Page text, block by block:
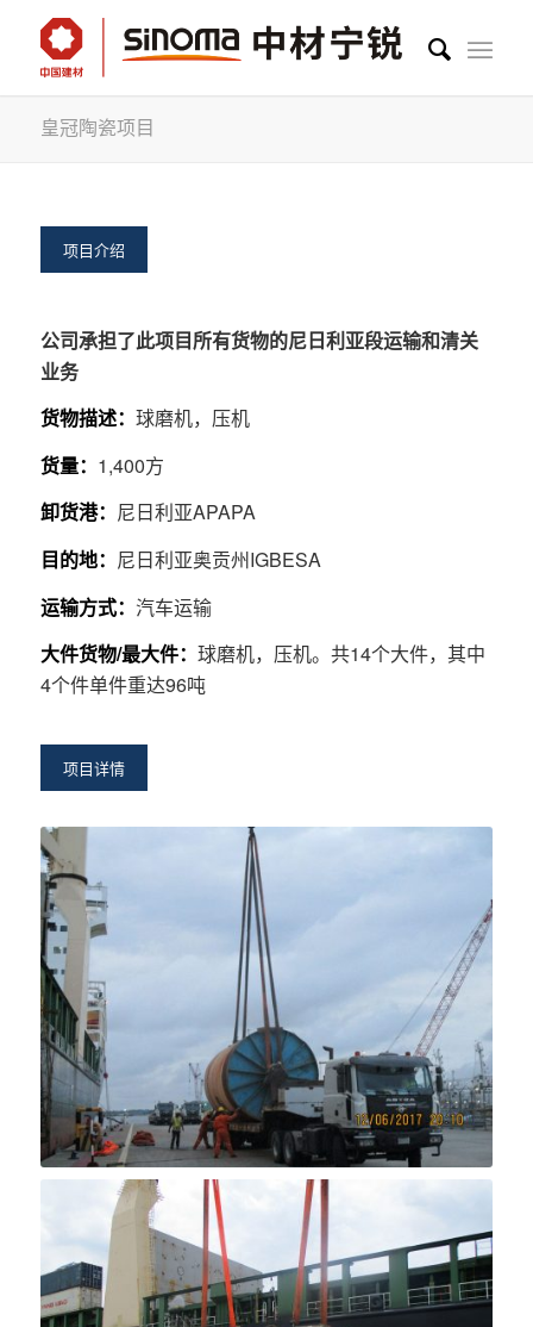
皇冠陶瓷项目
项目介绍
公司承担了此项目所有货物的尼日利亚段运输和清关
业务
货物描述： 球磨机，压机
货量： 1,400方
卸货港： 尼日利亚APAPA
目的地： 尼日利亚奥贡州IGBESA
运输方式： 汽车运输
大件货物/最大件： 球磨机，压机。共14个大件，其中
4个件单件重达96吨
项目详情